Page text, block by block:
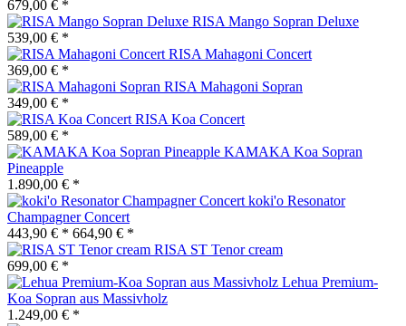
679,00 € *
RISA Mango Sopran Deluxe
539,00 € *
RISA Mahagoni Concert
369,00 € *
RISA Mahagoni Sopran
349,00 € *
RISA Koa Concert
589,00 € *
KAMAKA Koa Sopran
Pineapple
1.890,00 € *
koki'o Resonator
Champagner Concert
443,90 € * 664,90 € *
RISA ST Tenor cream
699,00 € *
Lehua Premium-
Koa Sopran aus Massivholz
1.249,00 € *